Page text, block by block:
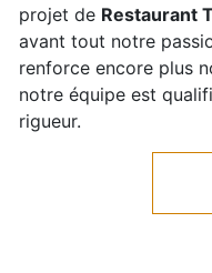
projet de Restaurant
avant tout notre
renforce encore plus
notre équipe est
rigueur.